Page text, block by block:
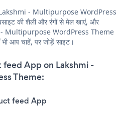
- Multipurpose WordPress
की शैली और रंगों से मेल खाएं, और
Multipurpose WordPress Theme
भी आप चाहें, पर जोड़ें साइट।
feed App on Lakshmi -
Theme:
feed App